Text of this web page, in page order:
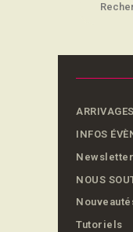
ARRIVAGES
INFOS
NOUS
Tutoriels